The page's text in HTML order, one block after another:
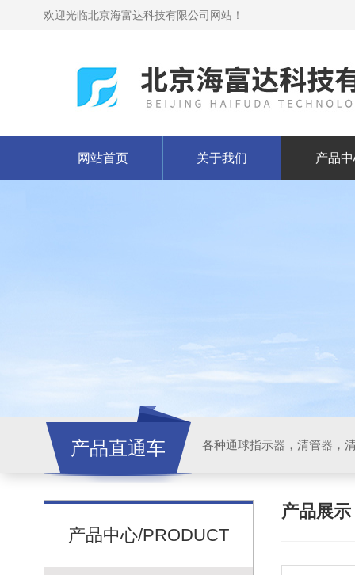
欢迎光临北京海富达科技有限公司网站！
网站首页 关于我们 产品
产品直通车 各种通球指示器，清管器，
产品中心/PRODUCT
产品展示